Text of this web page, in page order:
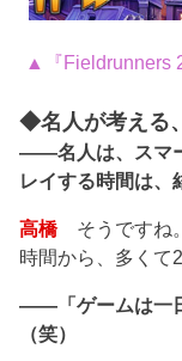
▲『Fieldrunners
◆名人が考える
――名人は、スマ
レイする時間は、
高橋そうですね
時間から、多くて
――「ゲームは一
（笑）